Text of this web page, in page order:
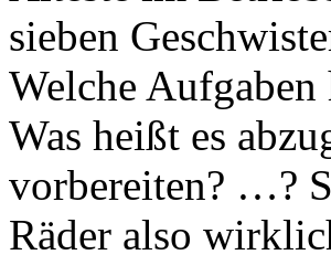
sieben
Welche
Was heißt es
vorbereiten? …?
Räder also